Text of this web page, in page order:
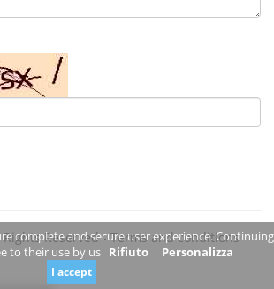
Reserved -Terms and conditions
complete and secure user experience. Continuing
to their use by us Rifiuto Personalizza
I accept